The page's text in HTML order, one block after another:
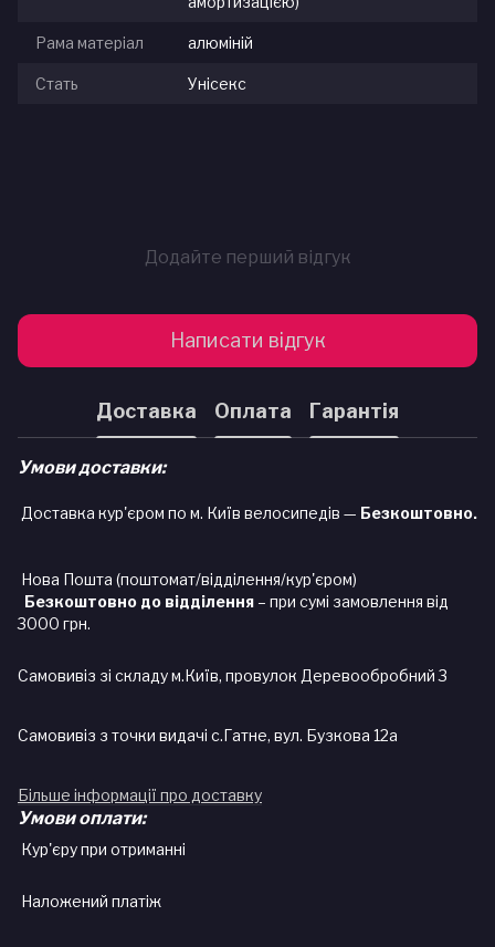
Рама матеріал алюміній
Стать Унісекс
Додайте перший відгук
Написати відгук
Доставка Оплата Гарантія
Умови доставки:
Доставка кур'єром по м. Київ велосипедів — Безкоштовно.
Нова Пошта (поштомат/відділення/кур'єром)
Безкоштовно до відділення – при сумі замовлення від
3000 грн.
Самовивіз зі складу м.Київ, провулок Деревообробний 3
Самовивіз з точки видачі с.Гатне, вул. Бузкова 12а
Більше інформації про доставку
Умови оплати:
Кур'єру при отриманні
Наложений платіж